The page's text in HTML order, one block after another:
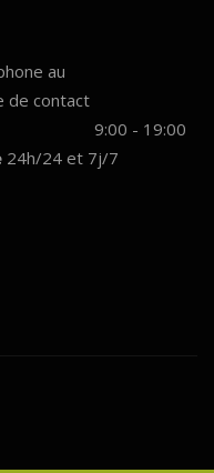
au
de contact
9:00 - 19:00
24h/24 et 7j/7